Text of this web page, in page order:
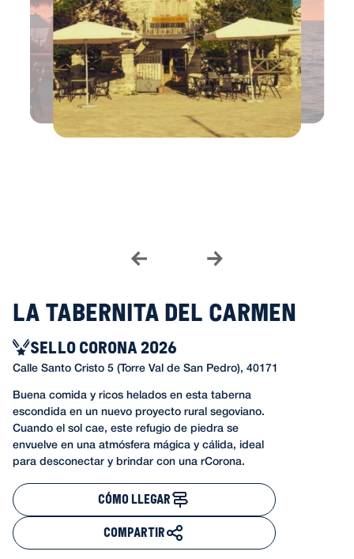
La Tabernita del Carmen
SELLO CORONA 2026
Calle Santo Cristo 5 (Torre Val de San Pedro), 40171
Buena comida y ricos helados en esta taberna
escondida en un nuevo proyecto rural segoviano.
Cuando el sol cae, este refugio de piedra se
envuelve en una atmósfera mágica y cálida, ideal
para desconectar y brindar con una rCorona.
CÓMO LLEGAR
COMPARTIR